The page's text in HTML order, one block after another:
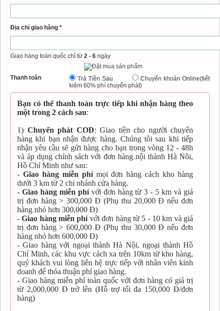
Địa chỉ giao hàng *
Giao hàng toàn quốc chỉ từ 2 - 6 ngày
Thanh toán Trả Tiền Sau
Chuyển khoản Online(tiết
kiệm 60% phí chuyển phát)
Bạn có thể thanh toán trực tiếp khi nhận hàng theo
một trong 2 cách sau:
1) Chuyển phát COD: Giao tiền cho người chuyển
hàng khi bạn nhận được hàng. Chúng tôi sau khi tiếp
nhận yêu cầu sẽ gửi hàng cho bạn trong vòng 12 - 48h
và áp dụng chính sách với đơn hàng nội thành Hà Nôi,
Hồ Chí Minh như sau:
- Giao hàng miễn phímọi đơn hàng cách kho hàng
dưới 3 km từ 2 chi nhánh cửa hàng.
- Giao hàng miễn phívới đơn hàng từ 3 - 5 km và giá
trị đơn hàng > 300,000 Đ (Phụ thu 20,000 Đ nếu đơn
hàng nhỏ hơn 300,000 Đ)
-Giao hàng miễn phívới đơn hàng từ 5 - 10 km và giá
trị đơn hàng > 600,000 Đ (Phụ thu 30,000 Đ nếu đơn
hàng nhỏ hơn 600,000 Đ)
- Giao hàng với ngoại thành Hà Nội, ngoại thành Hồ
Chí Minh, các khu vực cách xa trên 10km từ kho hàng,
quý khách vui lòng liên hệ trực tiếp với nhân viên kinh
doanh để thỏa thuận phí giao hàng.
- Giao hàng miễn phí toàn quốc với đơn hàng có giá trị
từ 2,000,000 Đ trở lên (Hỗ trợ tối đa 150,000 Đ/đơn
hàng)